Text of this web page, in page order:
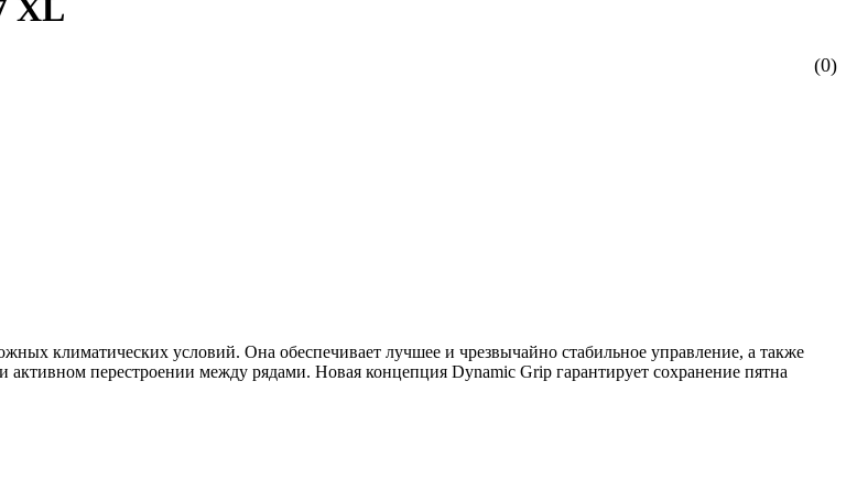
XL
(0)
климатических условий. Она обеспечивает лучшее и чрезвычайно стабильное управление, а также
перестроении между рядами. Новая концепция Dynamic Grip гарантирует сохранение пятна